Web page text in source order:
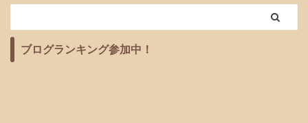
ブログランキング参加中！